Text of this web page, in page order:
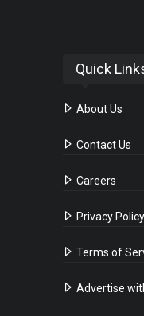
Quick
About Us
Contact Us
Careers
Privacy Policy
Terms of
Advertise